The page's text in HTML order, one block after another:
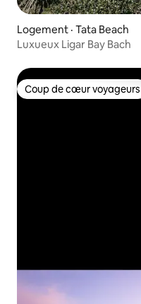
Logement · Tata Beach
Luxueux Ligar Bay Bach
Coup de cœur voyageurs
Coup de cœur voyageurs